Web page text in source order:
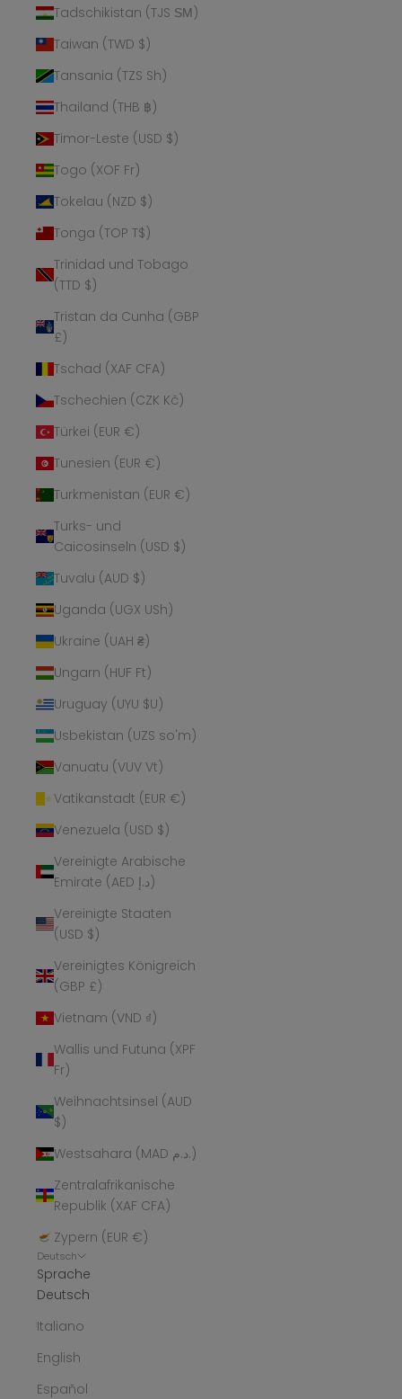
Tadschikistan (TJS ЅМ)
Taiwan (TWD $)
Tansania (TZS Sh)
Thailand (THB ฿)
Timor-Leste (USD $)
Togo (XOF Fr)
Tokelau (NZD $)
Tonga (TOP T$)
Trinidad und Tobago
(TTD $)
Tristan da Cunha (GBP
£)
Tschad (XAF CFA)
Tschechien (CZK Kč)
Türkei (EUR €)
Tunesien (EUR €)
Turkmenistan (EUR €)
Turks- und
Caicosinseln (USD $)
Tuvalu (AUD $)
Uganda (UGX USh)
Ukraine (UAH ₴)
Ungarn (HUF Ft)
Uruguay (UYU $U)
Usbekistan (UZS so'm)
Vanuatu (VUV Vt)
Vatikanstadt (EUR €)
Venezuela (USD $)
Vereinigte Arabische
Emirate (AED د.إ)
Vereinigte Staaten
(USD $)
Vereinigtes Königreich
(GBP £)
Vietnam (VND ₫)
Wallis und Futuna (XPF
Fr)
Weihnachtsinsel (AUD
$)
Westsahara (MAD د.م.)
Zentralafrikanische
Republik (XAF CFA)
Zypern (EUR €)
Deutsch
Sprache
Deutsch
Italiano
English
Español